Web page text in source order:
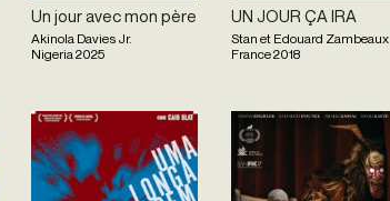
Un jour avec mon père
Akinola Davies Jr.
Nigeria2025
UN JOUR ÇA IRA
Stan et Edouard Zambeaux
France2018